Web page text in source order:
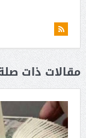
مقالات ذات